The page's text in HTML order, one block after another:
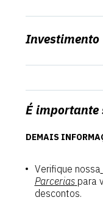
Investimento
É importante
DEMAIS
Verifique nossa
Parcerias para
descontos.